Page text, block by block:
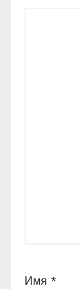
Имя *